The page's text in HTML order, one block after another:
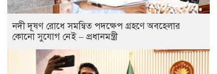
নদী দূষণ রোধে সমন্বিত পদক্ষেপ গ্রহণে অবহেলার
কোনো সুযোগ নেই – প্রধানমন্ত্রী